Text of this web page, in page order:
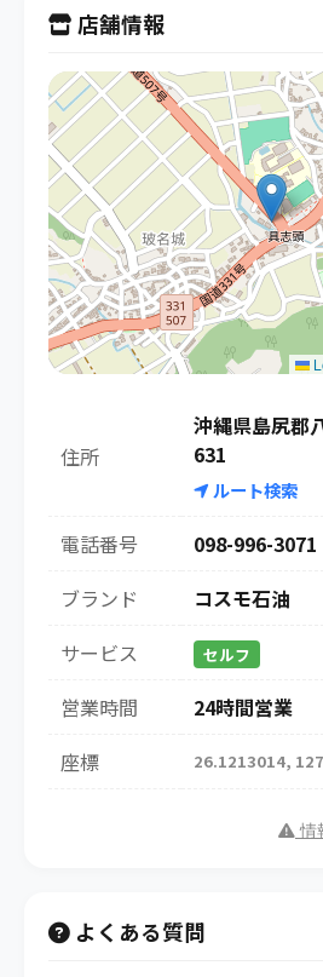
店舗情報
住所
沖縄県島尻郡
631
ルート検索
電話番号
098-996-3071
ブランド
コスモ石油
サービス
セルフ
営業時間
24時間営業
座標
26.1213014,
情
よくある質問